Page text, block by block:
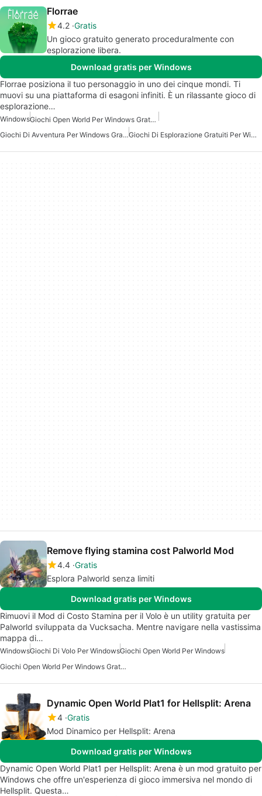
Florrae
4.2 Gratis
Un gioco gratuito generato proceduralmente con
esplorazione libera.
Download gratis per Windows
Florrae posiziona il tuo personaggio in uno dei cinque mondi. Ti
muovi su una piattaforma di esagoni infiniti. È un rilassante gioco di
esplorazione…
Windows
Giochi Open World Per Windows Gratuiti
Giochi Di Avventura Per Windows Gratis
Giochi Di Esplorazione Gratuiti Per Windows
Remove flying stamina cost Palworld Mod
4.4 Gratis
Esplora Palworld senza limiti
Download gratis per Windows
Rimuovi il Mod di Costo Stamina per il Volo è un utility gratuita per
Palworld sviluppata da Vucksacha. Mentre navigare nella vastissima
mappa di…
WindowsGiochi Di Volo Per WindowsGiochi Open World Per Windows
Giochi Open World Per Windows Gratuiti
Dynamic Open World Plat1 for Hellsplit: Arena
4 Gratis
Mod Dinamico per Hellsplit: Arena
Download gratis per Windows
Dynamic Open World Plat1 per Hellsplit: Arena è un mod gratuito per
Windows che offre un'esperienza di gioco immersiva nel mondo di
Hellsplit. Questa…